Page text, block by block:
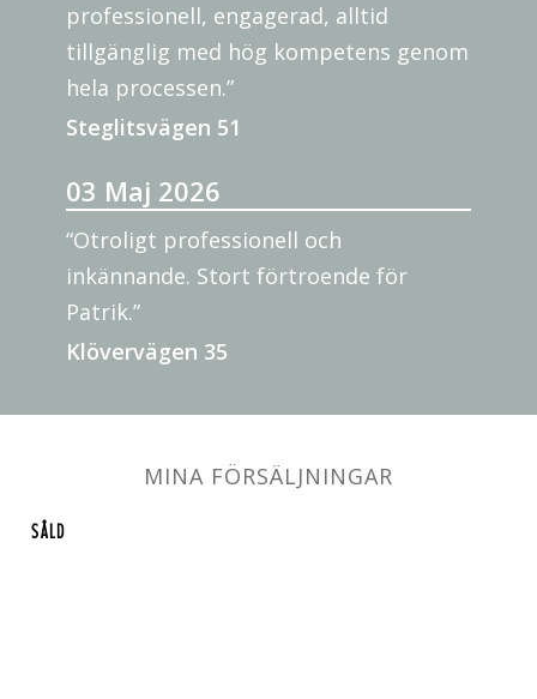
professionell, engagerad, alltid
tillgänglig med hög kompetens genom
hela processen.”
Steglitsvägen 51
03 Maj 2026
“Otroligt professionell och
inkännande. Stort förtroende för
Patrik.”
Klövervägen 35
MINA FÖRSÄLJNINGAR
SÅLD